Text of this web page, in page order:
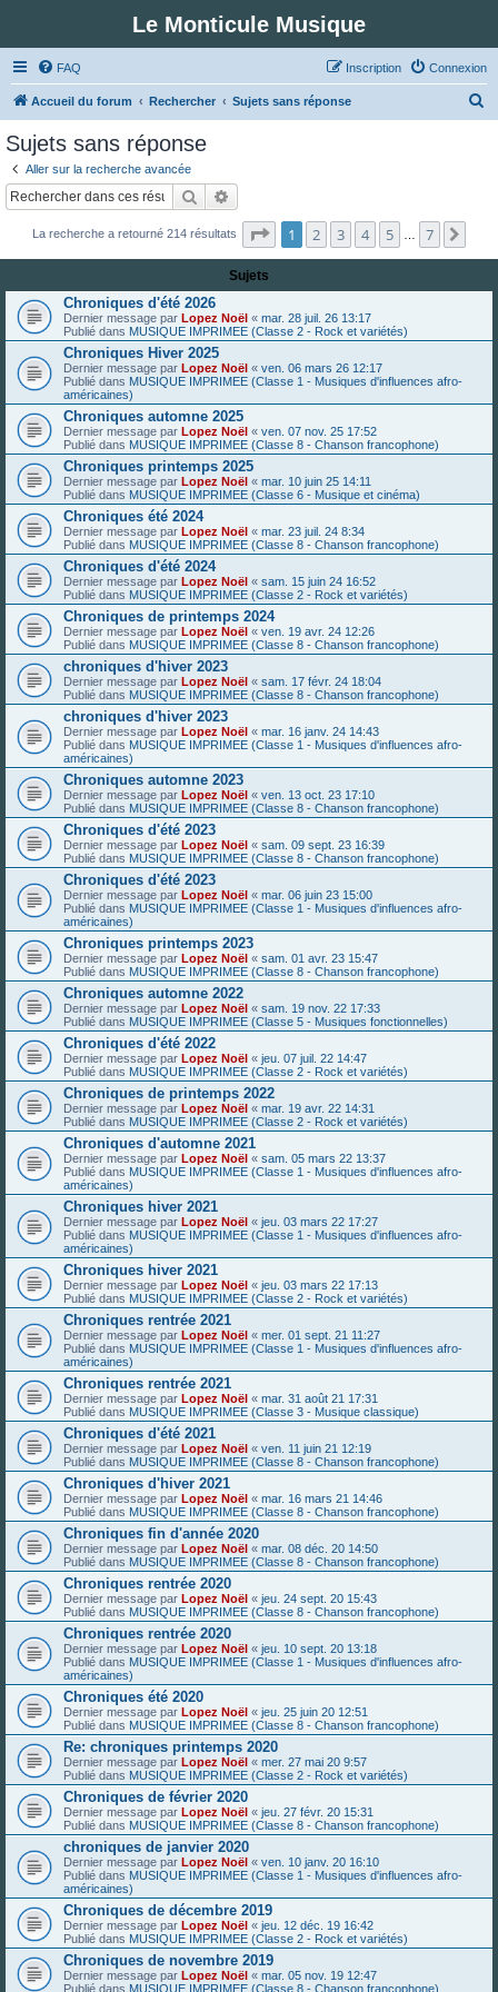
Le Monticule Musique
FAQ Connexion
Inscription
Accueil du forum Rechercher Sujets sans réponse
c
r
Sujets sans réponse
Aller sur la recherche avancée
Rechercher
La recherche a retourné 214 résultats Page sur7
1 2 3 4 5 7
Sujets
Chroniques d'été 2026
Dernier message par Lopez Noël « mar. 28 juil. 26 13:17
Publié dans MUSIQUE IMPRIMEE (Classe 2 - Rock et variétés)
Chroniques Hiver 2025
Dernier message par Lopez Noël « ven. 06 mars 26 12:17
Publié dans MUSIQUE IMPRIMEE (Classe 1 - Musiques d'influences afro-
américaines)
Chroniques automne 2025
Dernier message par Lopez Noël « ven. 07 nov. 25 17:52
Publié dans MUSIQUE IMPRIMEE (Classe 8 - Chanson francophone)
Chroniques printemps 2025
Dernier message par Lopez Noël « mar. 10 juin 25 14:11
Publié dans MUSIQUE IMPRIMEE (Classe 6 - Musique et cinéma)
Chroniques été 2024
Dernier message par Lopez Noël « mar. 23 juil. 24 8:34
Publié dans MUSIQUE IMPRIMEE (Classe 8 - Chanson francophone)
Chroniques d'été 2024
Dernier message par Lopez Noël « sam. 15 juin 24 16:52
Publié dans MUSIQUE IMPRIMEE (Classe 2 - Rock et variétés)
Chroniques de printemps 2024
Dernier message par Lopez Noël « ven. 19 avr. 24 12:26
Publié dans MUSIQUE IMPRIMEE (Classe 8 - Chanson francophone)
chroniques d'hiver 2023
Dernier message par Lopez Noël « sam. 17 févr. 24 18:04
Publié dans MUSIQUE IMPRIMEE (Classe 8 - Chanson francophone)
chroniques d'hiver 2023
Dernier message par Lopez Noël « mar. 16 janv. 24 14:43
Publié dans MUSIQUE IMPRIMEE (Classe 1 - Musiques d'influences afro-
américaines)
Chroniques automne 2023
Dernier message par Lopez Noël « ven. 13 oct. 23 17:10
Publié dans MUSIQUE IMPRIMEE (Classe 8 - Chanson francophone)
Chroniques d'été 2023
Dernier message par Lopez Noël « sam. 09 sept. 23 16:39
Publié dans MUSIQUE IMPRIMEE (Classe 8 - Chanson francophone)
Chroniques d'été 2023
Dernier message par Lopez Noël « mar. 06 juin 23 15:00
Publié dans MUSIQUE IMPRIMEE (Classe 1 - Musiques d'influences afro-
américaines)
Chroniques printemps 2023
Dernier message par Lopez Noël « sam. 01 avr. 23 15:47
Publié dans MUSIQUE IMPRIMEE (Classe 8 - Chanson francophone)
Chroniques automne 2022
Dernier message par Lopez Noël « sam. 19 nov. 22 17:33
Publié dans MUSIQUE IMPRIMEE (Classe 5 - Musiques fonctionnelles)
Chroniques d'été 2022
Dernier message par Lopez Noël « jeu. 07 juil. 22 14:47
Publié dans MUSIQUE IMPRIMEE (Classe 2 - Rock et variétés)
Chroniques de printemps 2022
Dernier message par Lopez Noël « mar. 19 avr. 22 14:31
Publié dans MUSIQUE IMPRIMEE (Classe 2 - Rock et variétés)
Chroniques d'automne 2021
Dernier message par Lopez Noël « sam. 05 mars 22 13:37
Publié dans MUSIQUE IMPRIMEE (Classe 1 - Musiques d'influences afro-
américaines)
Chroniques hiver 2021
Dernier message par Lopez Noël « jeu. 03 mars 22 17:27
Publié dans MUSIQUE IMPRIMEE (Classe 1 - Musiques d'influences afro-
américaines)
Chroniques hiver 2021
Dernier message par Lopez Noël « jeu. 03 mars 22 17:13
Publié dans MUSIQUE IMPRIMEE (Classe 2 - Rock et variétés)
Chroniques rentrée 2021
Dernier message par Lopez Noël « mer. 01 sept. 21 11:27
Publié dans MUSIQUE IMPRIMEE (Classe 1 - Musiques d'influences afro-
américaines)
Chroniques rentrée 2021
Dernier message par Lopez Noël « mar. 31 août 21 17:31
Publié dans MUSIQUE IMPRIMEE (Classe 3 - Musique classique)
Chroniques d'été 2021
Dernier message par Lopez Noël « ven. 11 juin 21 12:19
Publié dans MUSIQUE IMPRIMEE (Classe 8 - Chanson francophone)
Chroniques d'hiver 2021
Dernier message par Lopez Noël « mar. 16 mars 21 14:46
Publié dans MUSIQUE IMPRIMEE (Classe 8 - Chanson francophone)
Chroniques fin d'année 2020
Dernier message par Lopez Noël « mar. 08 déc. 20 14:50
Publié dans MUSIQUE IMPRIMEE (Classe 8 - Chanson francophone)
Chroniques rentrée 2020
Dernier message par Lopez Noël « jeu. 24 sept. 20 15:43
Publié dans MUSIQUE IMPRIMEE (Classe 8 - Chanson francophone)
Chroniques rentrée 2020
Dernier message par Lopez Noël « jeu. 10 sept. 20 13:18
Publié dans MUSIQUE IMPRIMEE (Classe 1 - Musiques d'influences afro-
américaines)
Chroniques été 2020
Dernier message par Lopez Noël « jeu. 25 juin 20 12:51
Publié dans MUSIQUE IMPRIMEE (Classe 8 - Chanson francophone)
Re: chroniques printemps 2020
Dernier message par Lopez Noël « mer. 27 mai 20 9:57
Publié dans MUSIQUE IMPRIMEE (Classe 2 - Rock et variétés)
Chroniques de février 2020
Dernier message par Lopez Noël « jeu. 27 févr. 20 15:31
Publié dans MUSIQUE IMPRIMEE (Classe 8 - Chanson francophone)
chroniques de janvier 2020
Dernier message par Lopez Noël « ven. 10 janv. 20 16:10
Publié dans MUSIQUE IMPRIMEE (Classe 1 - Musiques d'influences afro-
américaines)
Chroniques de décembre 2019
Dernier message par Lopez Noël « jeu. 12 déc. 19 16:42
Publié dans MUSIQUE IMPRIMEE (Classe 2 - Rock et variétés)
Chroniques de novembre 2019
Dernier message par Lopez Noël « mar. 05 nov. 19 12:47
Publié dans MUSIQUE IMPRIMEE (Classe 8 - Chanson francophone)